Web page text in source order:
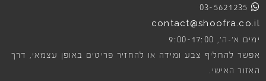
03-5621235
contact@shoofra.co.il
ימים א׳-ה׳, 9:00-17:00
אפשר להחליף צבע ומידה או להחזיר פריטים באופן עצמאי, דרך
האזור האישי.